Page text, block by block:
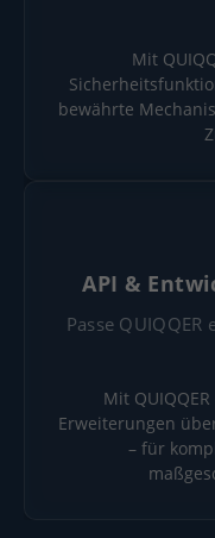
Mit
bewährte
API &
Passe
Mit
Erweiterungen
– für